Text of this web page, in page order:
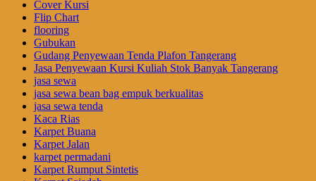
Cover Kursi
Flip Chart
flooring
Gubukan
Gudang Penyewaan Tenda Plafon Tangerang
Jasa Penyewaan Kursi Kuliah Stok Banyak Tangerang
jasa sewa
jasa sewa bean bag empuk berkualitas
jasa sewa tenda
Kaca Rias
Karpet Buana
Karpet Jalan
karpet permadani
Karpet Rumput Sintetis